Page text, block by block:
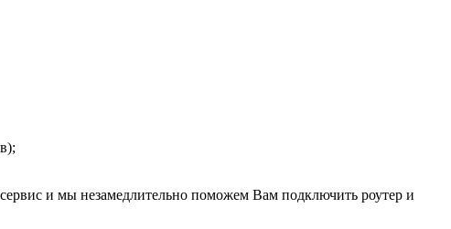
и мы незамедлительно поможем Вам подключить роутер и